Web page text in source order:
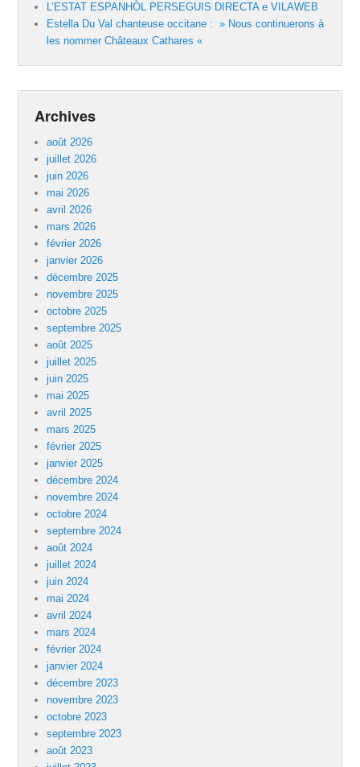
L’ESTAT ESPANHÒL PERSEGUIS DIRECTA e VILAWEB
Estella Du Val chanteuse occitane : » Nous continuerons à
les nommer Châteaux Cathares «
Archives
août 2026
juillet 2026
juin 2026
mai 2026
avril 2026
mars 2026
février 2026
janvier 2026
décembre 2025
novembre 2025
octobre 2025
septembre 2025
août 2025
juillet 2025
juin 2025
mai 2025
avril 2025
mars 2025
février 2025
janvier 2025
décembre 2024
novembre 2024
octobre 2024
septembre 2024
août 2024
juillet 2024
juin 2024
mai 2024
avril 2024
mars 2024
février 2024
janvier 2024
décembre 2023
novembre 2023
octobre 2023
septembre 2023
août 2023